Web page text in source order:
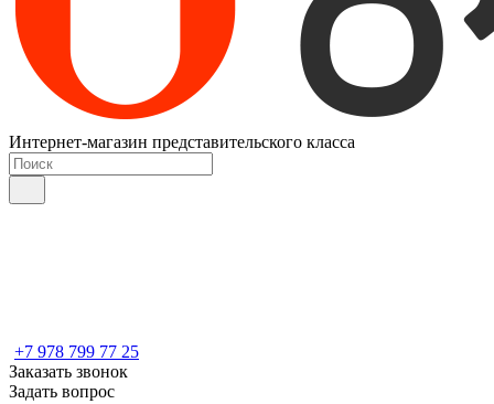
Интернет-магазин представительского класса
+7 978 799 77 25
Заказать звонок
Задать вопрос